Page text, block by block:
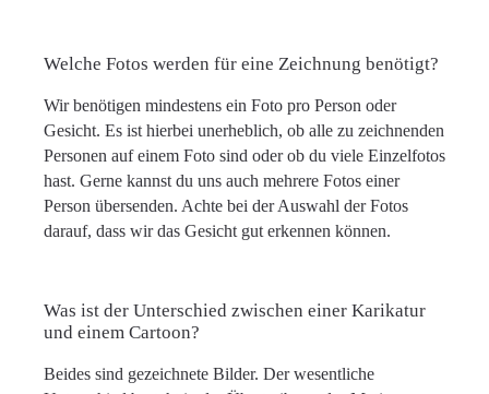
Welche Fotos werden für eine Zeichnung benötigt?
Wir benötigen mindestens ein Foto pro Person oder
Gesicht. Es ist hierbei unerheblich, ob alle zu zeichnenden
Personen auf einem Foto sind oder ob du viele Einzelfotos
hast. Gerne kannst du uns auch mehrere Fotos einer
Person übersenden. Achte bei der Auswahl der Fotos
darauf, dass wir das Gesicht gut erkennen können.
Was ist der Unterschied zwischen einer Karikatur
und einem Cartoon?
Beides sind gezeichnete Bilder. Der wesentliche